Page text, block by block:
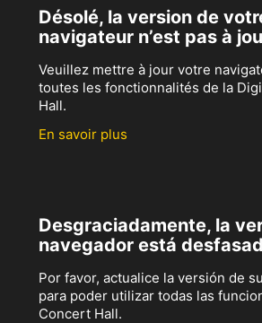
Désolé, la version de
navigateur n’est pas à
Veuillez mettre à jour votre
toutes les fonctionnalités de la
Hall.
En savoir plus
Desgraciadamente, la
navegador está
Por favor, actualice la versión de
para poder utilizar todas las
Concert Hall.